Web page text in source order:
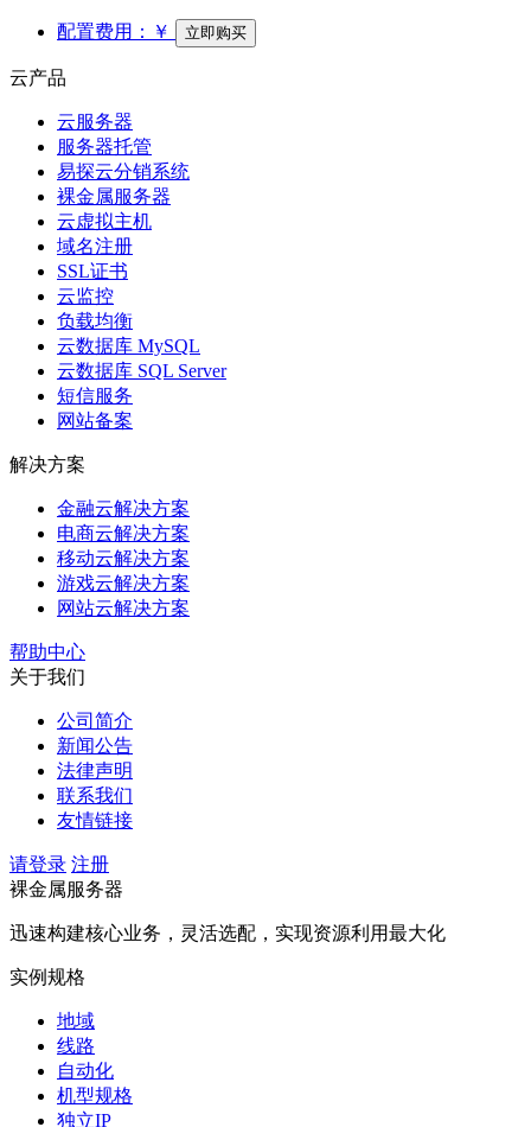
配置费用： ￥ 立即购买
云产品
云服务器
服务器托管
易探云分销系统
裸金属服务器
云虚拟主机
域名注册
SSL证书
云监控
负载均衡
云数据库 MySQL
云数据库 SQL Server
短信服务
网站备案
解决方案
金融云解决方案
电商云解决方案
移动云解决方案
游戏云解决方案
网站云解决方案
帮助中心
关于我们
公司简介
新闻公告
法律声明
联系我们
友情链接
请登录 注册
裸金属服务器
迅速构建核心业务，灵活选配，实现资源利用最大化
实例规格
地域
线路
自动化
机型规格
独立IP